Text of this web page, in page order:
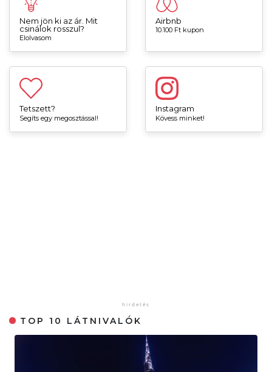
Nem jön ki az ár. Mit
csinálok rosszul?
Elolvasom
Airbnb
10.100 Ft kupon
Tetszett?
Segíts egy megosztással!
Instagram
Kövess minket!
TOP 10 LÁTNIVALÓK